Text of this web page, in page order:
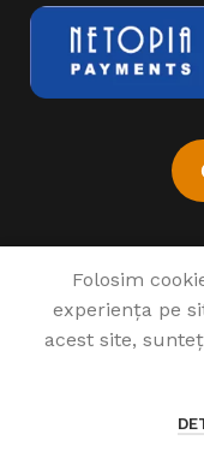
1993 - 2022
Folosim
experiența pe
acest site,
Motor
1.790